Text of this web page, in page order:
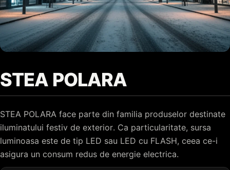
STEA POLARA
STEA POLARA face parte din familia produselor destinate
iluminatului festiv de exterior. Ca particularitate, sursa
luminoasa este de tip LED sau LED cu FLASH, ceea ce-i
asigura un consum redus de energie electrica.